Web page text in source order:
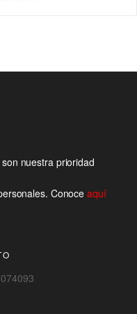
nuestra prioridad
Conoceaquí